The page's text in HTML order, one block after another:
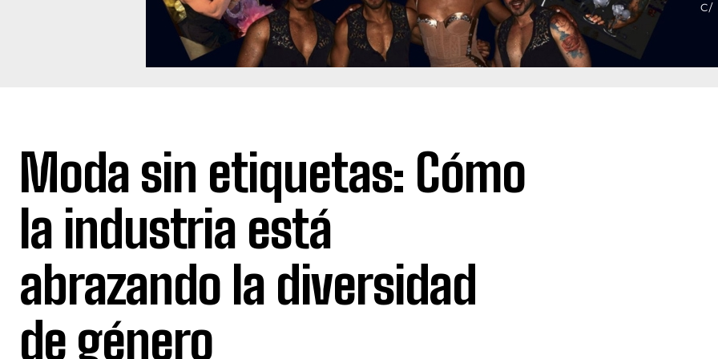
Moda sin etiquetas: Cómo
la industria está
abrazando la diversidad
de género